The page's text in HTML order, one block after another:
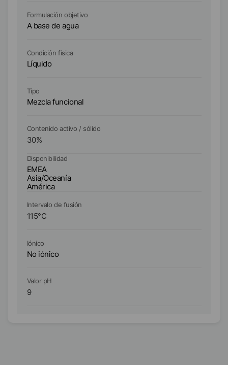
Formulación objetivo
A base de agua
Condición física
Líquido
Tipo
Mezcla funcional
Contenido activo / sólido
30%
Disponibilidad
EMEA
Asia/Oceanía
América
Intervalo de fusión
115°C
Iónico
No iónico
Valor pH
9